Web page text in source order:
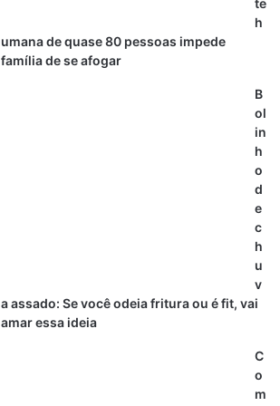
te
h
umana de quase 80 pessoas impede
família de se afogar
B
ol
in
h
o
d
e
c
h
u
v
a assado: Se você odeia fritura ou é fit, vai
amar essa ideia
C
o
m